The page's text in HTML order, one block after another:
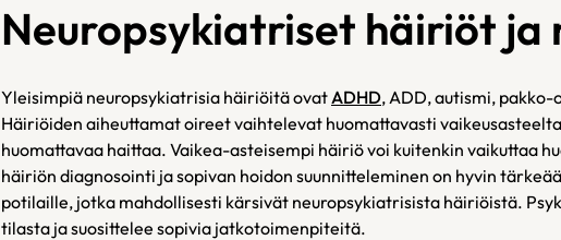
Neuropsykiatriset häiriöt ja
Yleisimpiä neuropsykiatrisia häiriöitä ovat ADHD, ADD, autismi,
Häiriöiden aiheuttamat oireet vaihtelevat huomattavasti
huomattavaa haittaa. Vaikea-asteisempi häiriö voi kuitenkin vaikuttaa
häiriön diagnosointi ja sopivan hoidon suunnitteleminen on hyvin
potilaille, jotka mahdollisesti kärsivät neuropsykiatrisista häiriöistä.
tilasta ja suosittelee sopivia jatkotoimenpiteitä.